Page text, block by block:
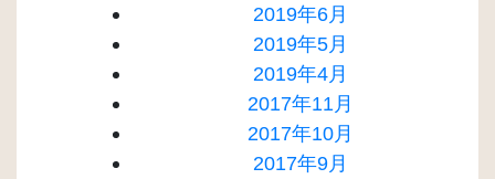
2019年6月
2019年5月
2019年4月
2017年11月
2017年10月
2017年9月